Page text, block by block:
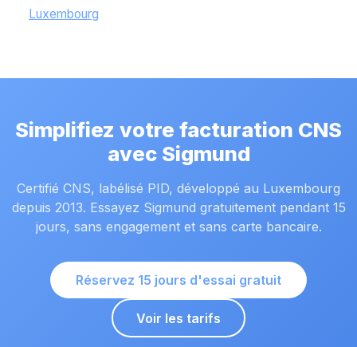
Luxembourg
Simplifiez votre facturation CNS
avec Sigmund
Certifié CNS, labélisé PID, développé au Luxembourg
depuis 2013. Essayez Sigmund gratuitement pendant 15
jours, sans engagement et sans carte bancaire.
Réservez 15 jours d'essai gratuit
Voir les tarifs